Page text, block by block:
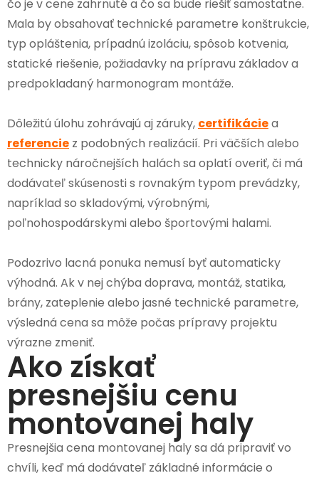
čo je v cene zahrnuté a čo sa bude riešiť samostatne.
Mala by obsahovať technické parametre konštrukcie,
typ opláštenia, prípadnú izoláciu, spôsob kotvenia,
statické riešenie, požiadavky na prípravu základov a
predpokladaný harmonogram montáže.
Dôležitú úlohu zohrávajú aj záruky, certifikáciea
referencie z podobných realizácií. Pri väčších alebo
technicky náročnejších halách sa oplatí overiť, či má
dodávateľ skúsenosti s rovnakým typom prevádzky,
napríklad so skladovými, výrobnými,
poľnohospodárskymi alebo športovými halami.
Podozrivo lacná ponuka nemusí byť automaticky
výhodná. Ak v nej chýba doprava, montáž, statika,
brány, zateplenie alebo jasné technické parametre,
výsledná cena sa môže počas prípravy projektu
výrazne zmeniť.
Ako získať
presnejšiu cenu
montovanej haly
Presnejšia cena montovanej haly sa dá pripraviť vo
chvíli, keď má dodávateľ základné informácie o